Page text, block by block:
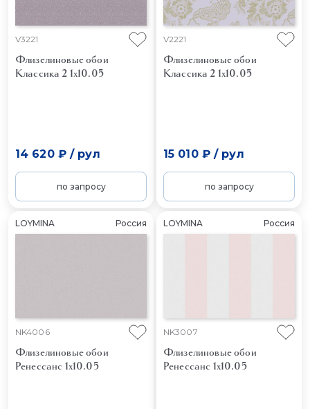
V3221
Флизелиновые обои
Классика 2 1x10.05
14 620 ₽/ рул
по запросу
V2221
Флизелиновые обои
Классика 2 1x10.05
15 010 ₽/ рул
по запросу
LOYMINA Россия
NK4006
Флизелиновые обои
Ренессанс 1x10.05
LOYMINA Россия
NK3007
Флизелиновые обои
Ренессанс 1x10.05